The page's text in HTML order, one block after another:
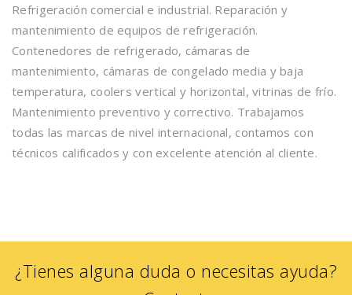
Refrigeración comercial e industrial. Reparación y
mantenimiento de equipos de refrigeración.
Contenedores de refrigerado, cámaras de
mantenimiento, cámaras de congelado media y baja
temperatura, coolers vertical y horizontal, vitrinas de frío.
Mantenimiento preventivo y correctivo. Trabajamos
todas las marcas de nivel internacional, contamos con
técnicos calificados y con excelente atención al cliente.
¿Tienes alguna duda o necesitas ayuda?